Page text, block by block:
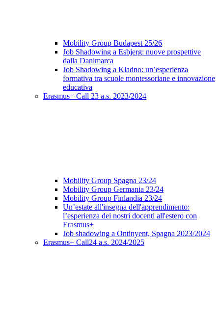
Mobility Group Budapest 25/26
Job Shadowing a Esbjerg: nuove prospettive
dalla Danimarca
Job Shadowing a Kladno: un’esperienza
formativa tra scuole montessoriane e innovazione
educativa
Erasmus+ Call 23 a.s. 2023/2024
Mobility Group Spagna 23/24
Mobility Group Germania 23/24
Mobility Group Finlandia 23/24
Un’estate all'insegna dell'apprendimento:
l’esperienza dei nostri docenti all'estero con
Erasmus+
Job shadowing a Ontinyent, Spagna 2023/2024
Erasmus+ Call24 a.s. 2024/2025